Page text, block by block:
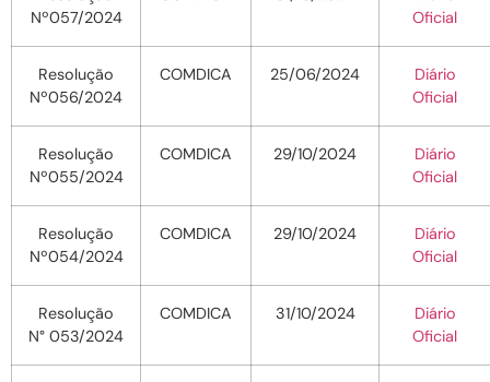
Nº057/2024
Oficial
Resolução
Nº056/2024
COMDICA 25/06/2024
Diário
Oficial
Resolução
Nº055/2024
COMDICA 29/10/2024
Diário
Oficial
Resolução
Nº054/2024
COMDICA 29/10/2024
Diário
Oficial
Resolução
N° 053/2024
COMDICA 31/10/2024
Diário
Oficial